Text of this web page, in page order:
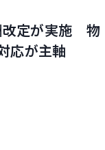
改定が実施 物
応が主軸